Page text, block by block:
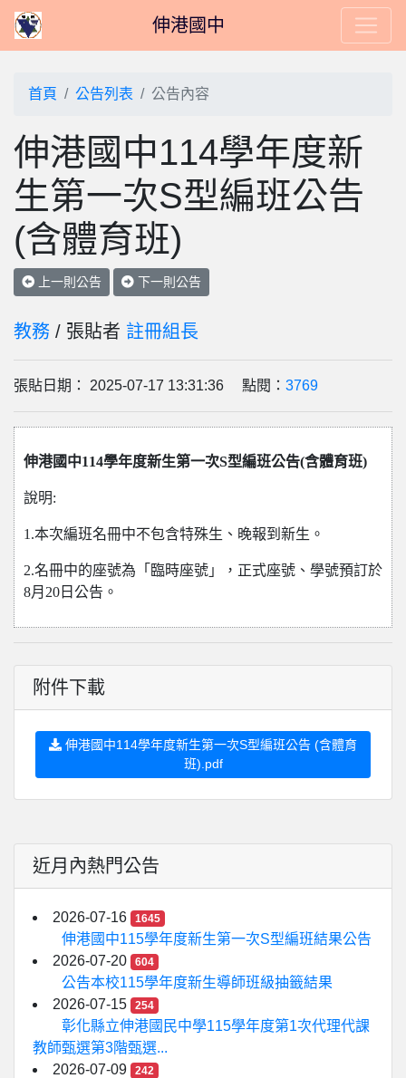
伸港國中
首頁 公告列表 公告內容
伸港國中114學年度新
生第一次S型編班公告
(含體育班)
上一則公告 下一則公告
教務 / 張貼者 註冊組長
張貼日期： 2025-07-17 13:31:36 點閱： 3769
伸港國中114學年度新生第一次S型編班公告(含體育班)
說明:
1.本次編班名冊中不包含特殊生、晚報到新生。
2.名冊中的座號為「臨時座號」，正式座號、學號預訂於
8月20日公告。
附件下載
伸港國中114學年度新生第一次S型編班公告 (含體育
班).pdf
近月內熱門公告
2026-07-16 1645
伸港國中115學年度新生第一次S型編班結果公告
2026-07-20
604
公告本校115學年度新生導師班級抽籤結果
2026-07-15
254
彰化縣立伸港國民中學115學年度第1次代理代課
教師甄選第3階甄選...
2026-07-09
242